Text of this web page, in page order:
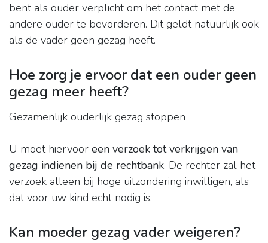
bent als ouder verplicht om het contact met de
andere ouder te bevorderen. Dit geldt natuurlijk ook
als de vader geen gezag heeft.
Hoe zorg je ervoor dat een ouder geen
gezag meer heeft?
Gezamenlijk ouderlijk gezag stoppen
U moet hiervoor een verzoek tot verkrijgen van
gezag indienen bij de rechtbank. De rechter zal het
verzoek alleen bij hoge uitzondering inwilligen, als
dat voor uw kind echt nodig is.
Kan moeder gezag vader weigeren?